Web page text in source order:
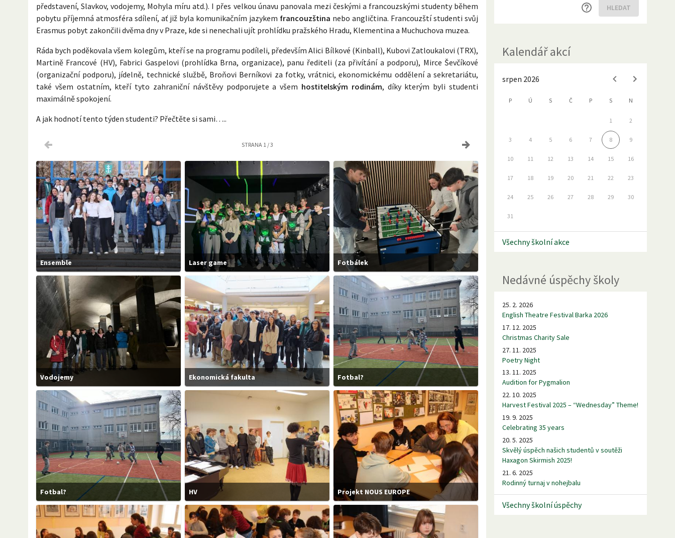
představení, Slavkov, vodojemy, Mohyla míru atd.). I přes velkou únavu panovala mezi českými a francouzskými studenty během
pobytu příjemná atmosféra sdílení, ať již byla komunikačním jazykem francouzština nebo angličtina. Francouzští studenti svůj
Erasmus pobyt zakončili dvěma dny v Praze, kde si nenechali ujít prohlídku pražského Hradu, Klementina a Muchuchova muzea.
Ráda bych poděkovala všem kolegům, kteří se na programu podíleli, především Alici Bílkové (Kinball), Kubovi Zatloukalovi (TRX),
Martině Francové (HV), Fabrici Gaspelovi (prohlídka Brna, organizace), panu řediteli (za přivítání a podporu), Mirce Ševčíkové
(organizační podporu), jídelně, technické službě, Broňovi Berníkovi za fotky, vrátnici, ekonomickému oddělení a sekretariátu,
také všem ostatním, kteří tyto zahraniční návštěvy podporujete a všem hostitelským rodinám, díky kterým byli studenti
maximálně spokojení.
A jak hodnotí tento týden studenti? Přečtěte si sami…..
STRANA 1/3
Ensemble Laser game Fotbálek
Vodojemy Ekonomická fakulta Fotbal?
Fotbal? HV Projekt NOUS EUROPE
HLEDAT
Kalendář akcí
srpen 2026
P Ú S Č P S N
1 2
3 4 5 6 7 8 9
10 11 12 13 14 15 16
17 18 19 20 21 22 23
24 25 26 27 28 29 30
31
Všechny školní akce
Nedávné úspěchy školy
25. 2. 2026
English Theatre Festival Barka 2026
17. 12. 2025
Christmas Charity Sale
27. 11. 2025
Poetry Night
13. 11. 2025
Audition for Pygmalion
22. 10. 2025
Harvest Festival 2025 – “Wednesday” Theme!
19. 9. 2025
Celebrating 35 years
20. 5. 2025
Skvělý úspěch našich studentů v soutěži
Haxagon Skirmish 2025!
21. 6. 2025
Rodinný turnaj v nohejbalu
Všechny školní úspěchy